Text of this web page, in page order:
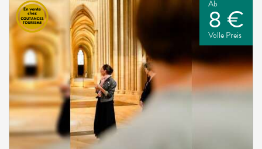
Ab
8 €
Volle Preis